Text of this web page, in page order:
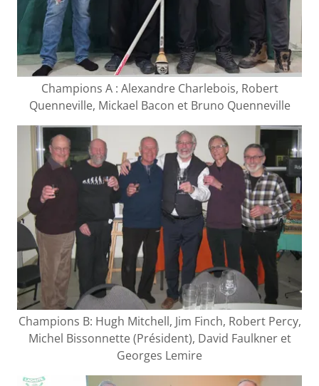
Champions A : Alexandre Charlebois, Robert
Quenneville, Mickael Bacon et Bruno Quenneville
Champions B: Hugh Mitchell, Jim Finch, Robert Percy,
Michel Bissonnette (Président), David Faulkner et
Georges Lemire